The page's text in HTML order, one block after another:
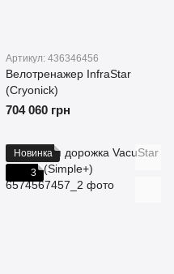
Артикул: 436346456
Велотренажер InfraStar
(Cryonick)
704 060 грн
Новинка
3